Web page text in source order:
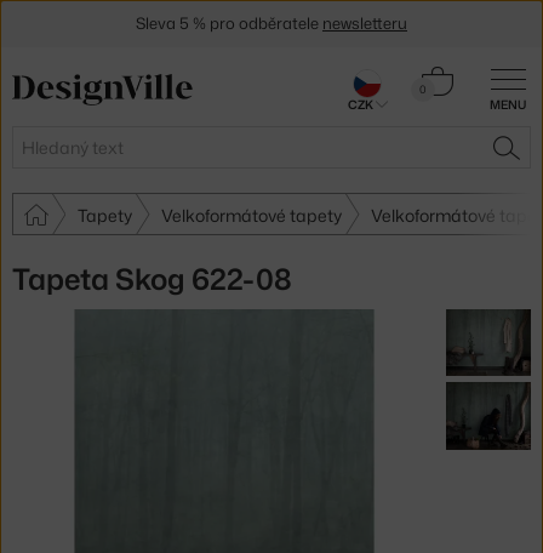
MENU
Hledat
0
Košík
Tapety Velkoformátové tapety Velkoformátové
Tapeta Skog 622-08
Sleva 5 % pro odběratele newsletteru
CZK